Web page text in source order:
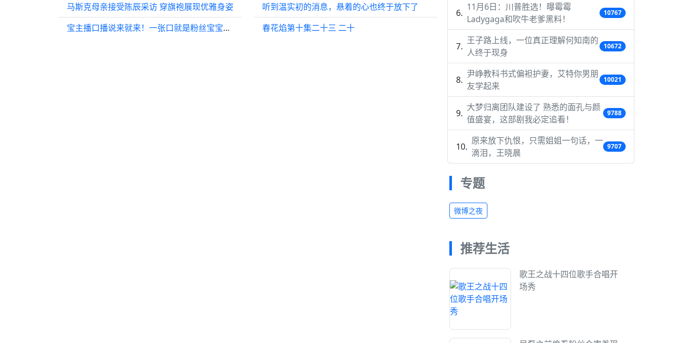
马斯克母亲接受陈辰采访 穿旗袍展现优雅身姿
宝主播口播说来就来！一张口就是粉丝宝宝们有够专业的哈哈哈
听到温实初的消息，悬着的心也终于放下了
春花焰第十集二十三 二十
11月6日：川普胜选！曝霉霉
Ladygaga和吹牛老爹黑料！
10767
王子路上线，一位真正理解何知南的
人终于现身
10672
尹峥教科书式偏袒护妻，艾特你男朋
友学起来
10021
大梦归离团队建设了 熟悉的面孔与颜
值盛宴，这部剧我必定追看！
9788
原来放下仇恨，只需姐姐一句话，一
滴泪，王晓晨
9707
专题
微博之夜
推荐生活
歌王之战十四位歌手合唱开
场秀